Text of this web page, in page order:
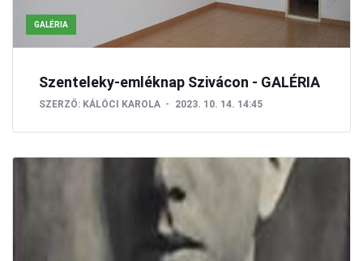
GALÉRIA
Szenteleky-emléknap Szivácon - GALÉRIA
SZERZŐ: KÁLÓCI KAROLA 2023. 10. 14. 14:45